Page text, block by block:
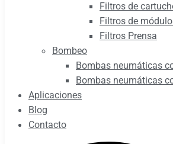
Filtros de
Filtros de
Filtros Prensa
Bombeo
Bombas neumáticas
Bombas neumáticas
Aplicaciones
Blog
Contacto